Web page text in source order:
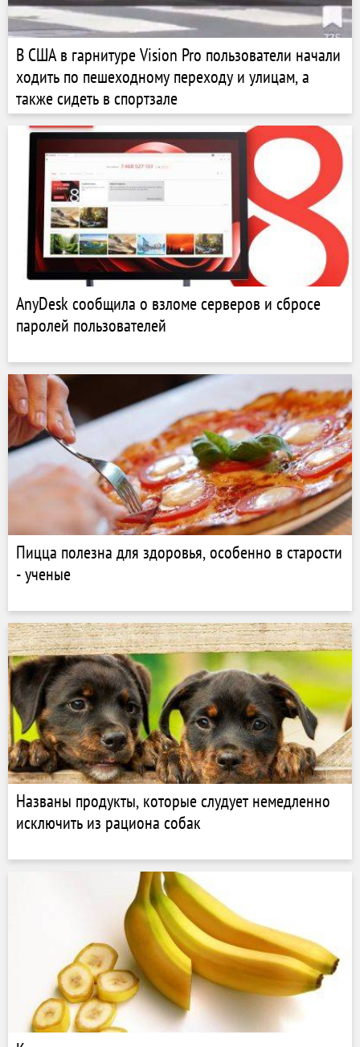
В США в гарнитуре Vision Pro пользователи начали
ходить по пешеходному переходу и улицам, а
также сидеть в спортзале
AnyDesk сообщила о взломе серверов и сбросе
паролей пользователей
Пицца полезна для здоровья, особенно в старости
- ученые
Названы продукты, которые слудует немедленно
исключить из рациона собак